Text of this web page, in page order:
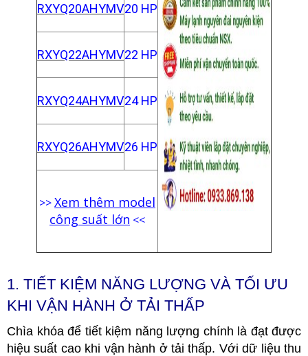
RXYQ20AHYMV20 HP
RXYQ22AHYMV22 HP
RXYQ24AHYMV24 HP
RXYQ26AHYMV26 HP
>>Xem thêm model
công suất lớn <<
1. TIẾT KIỆM NĂNG LƯỢNG VÀ TỐI ƯU
KHI VẬN HÀNH Ở TẢI THẤP
Chìa khóa để tiết kiệm năng lượng chính là đạt được
hiệu suất cao khi vận hành ở tải thấp. Với dữ liệu thu